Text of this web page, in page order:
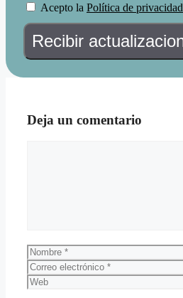
Acepto la Política de privacidad
Deja un comentario
Nombre
Correo
electrónico
Web